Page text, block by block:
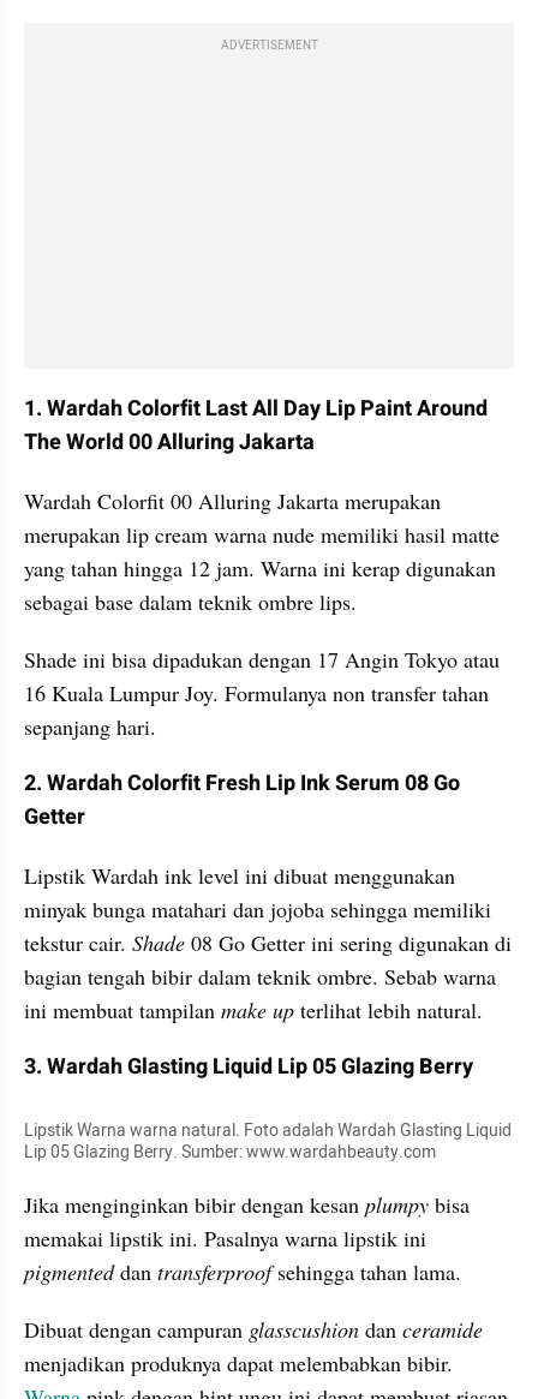
ADVERTISEMENT
1. Wardah Colorfit Last All Day Lip Paint Around
The World 00 Alluring Jakarta
Wardah Colorfit 00 Alluring Jakarta merupakan
merupakan lip cream warna nude memiliki hasil matte
yang tahan hingga 12 jam. Warna ini kerap digunakan
sebagai base dalam teknik ombre lips.
Shade ini bisa dipadukan dengan 17 Angin Tokyo atau
16 Kuala Lumpur Joy. Formulanya non transfer tahan
sepanjang hari.
2. Wardah Colorfit Fresh Lip Ink Serum 08 Go
Getter
Lipstik Wardah ink level ini dibuat menggunakan
minyak bunga matahari dan jojoba sehingga memiliki
tekstur cair. Shade 08 Go Getter ini sering digunakan di
bagian tengah bibir dalam teknik ombre. Sebab warna
ini membuat tampilan make up terlihat lebih natural.
3. Wardah Glasting Liquid Lip 05 Glazing Berry
Lipstik Warna warna natural. Foto adalah Wardah Glasting Liquid
Lip 05 Glazing Berry. Sumber: www.wardahbeauty.com
Jika menginginkan bibir dengan kesan plumpy bisa
pigmented dan transferproof sehingga tahan lama.
Dibuat dengan campuran glasscushion dan